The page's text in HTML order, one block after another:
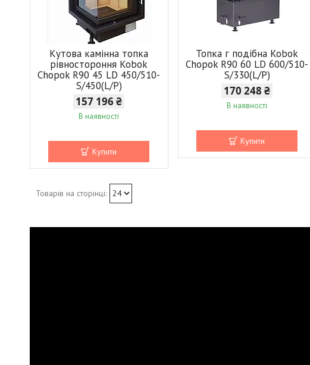
Кутова камінна топка
рівностороння Kobok
Chopok R90 45 LD 450/510-
S/450(L/P)
157 196 ₴
В наявності
Купити
Топка г подібна Kobok
Chopok R90 60 LD 600/510-
S/330(L/P)
170 248 ₴
В наявності
Купити